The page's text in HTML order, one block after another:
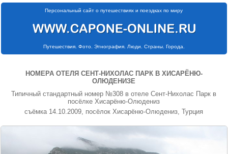
Персональный сайт о путешествиях и поездках по миру
Путешествия. Фото. Этнография. Люди. Страны. Города.
НОМЕРА ОТЕЛЯ СЕНТ-НИХОЛАС ПАРК В ХИСАРЁНЮ-
ОЛЮДЕНИЗЕ
Типичный стандартный номер №308 в отеле Сент-Нихолас Парк в
посёлке Хисарёню-Олюдениз
съёмка 14.10.2009, посёлок Хисарёню-Олюдениз, Турция